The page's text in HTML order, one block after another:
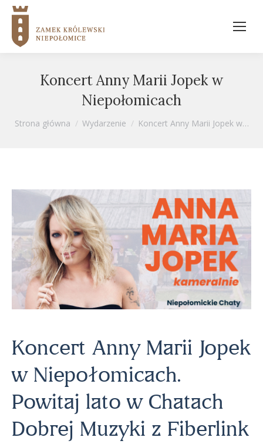
Koncert Anny Marii Jopek w
Niepołomicach
Jesteś tutaj:
Strona główna Wydarzenie Koncert Anny Marii Jopek w…
Koncert Anny Marii Jopek
w Niepołomicach.
Powitaj lato w Chatach
Dobrej Muzyki z Fiberlink